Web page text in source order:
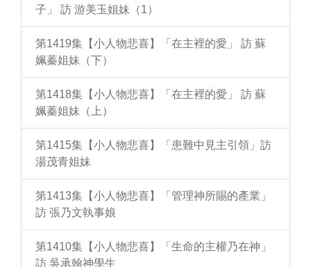
子」 訪 游美玉姐妹（1）
第1419集【小人物悲喜】「在主裡的愛」 訪 蘇
姵蓁姐妹（下）
第1418集【小人物悲喜】「在主裡的愛」 訪 蘇
姵蓁姐妹（上）
第1415集【小人物悲喜】「患難中見主引領」訪
湯茂青姐妹
第1413集【小人物悲喜】「管理神所賜的產業」
訪 張乃文執事娘
第1410集【小人物悲喜】「生命的主權乃在神」
訪 吳承翰神學生